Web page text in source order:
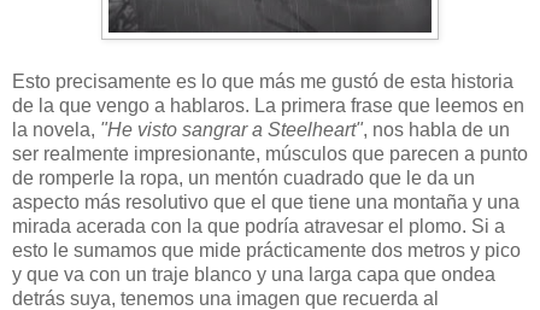
Esto precisamente es lo que más me gustó de esta historia
de la que vengo a hablaros. La primera frase que leemos en
la novela, "He visto sangrar a Steelheart", nos habla de un
ser realmente impresionante, músculos que parecen a punto
de romperle la ropa, un mentón cuadrado que le da un
aspecto más resolutivo que el que tiene una montaña y una
mirada acerada con la que podría atravesar el plomo. Si a
esto le sumamos que mide prácticamente dos metros y pico
y que va con un traje blanco y una larga capa que ondea
detrás suya, tenemos una imagen que recuerda al